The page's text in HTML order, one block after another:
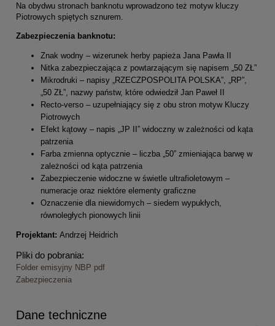
Na obydwu stronach banknotu wprowadzono też motyw kluczy
Piotrowych spiętych sznurem.
Zabezpieczenia banknotu:
Znak wodny – wizerunek herby papieża Jana Pawła II
Nitka zabezpieczająca z powtarzającym się napisem „50 ZŁ”
Mikrodruki – napisy „RZECZPOSPOLITA POLSKA”, „RP”,
„50 ZŁ”, nazwy państw, które odwiedził Jan Paweł II
Recto-verso – uzupełniający się z obu stron motyw Kluczy
Piotrowych
Efekt kątowy – napis „JP II” widoczny w zależności od kąta
patrzenia
Farba zmienna optycznie – liczba „50” zmieniająca barwę w
zależności od kąta patrzenia
Zabezpieczenie widoczne w świetle ultrafioletowym –
numeracje oraz niektóre elementy graficzne
Oznaczenie dla niewidomych – siedem wypukłych,
równoległych pionowych linii
Projektant: Andrzej Heidrich
Pliki do pobrania:
Folder emisyjny NBP pdf
Zabezpieczenia
Dane techniczne